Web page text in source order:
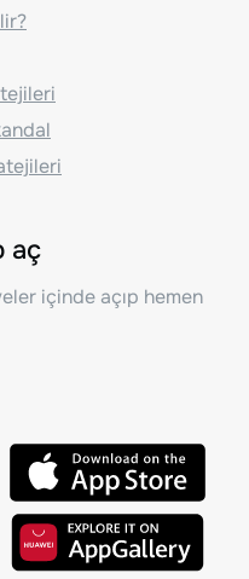
aç
içinde açıp hemen